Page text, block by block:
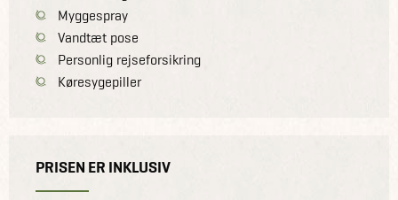
Myggespray
Vandtæt pose
Personlig rejseforsikring
Køresygepiller
PRISEN ER INKLUSIV